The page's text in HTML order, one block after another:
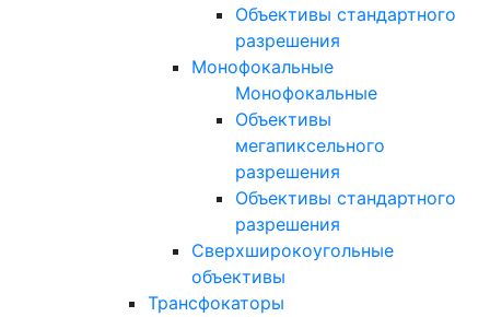
Объективы стандартного
разрешения
Монофокальные
Монофокальные
Объективы
мегапиксельного
разрешения
Объективы стандартного
разрешения
Сверхширокоугольные
объективы
Трансфокаторы